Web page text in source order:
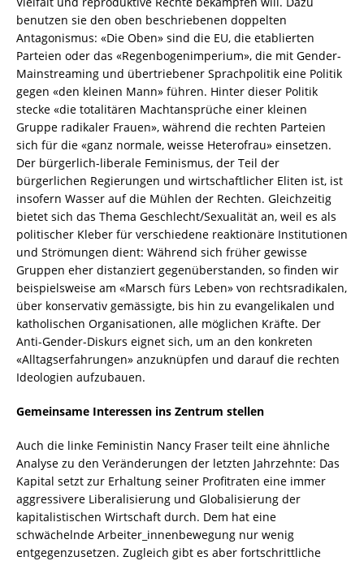
benutzen sie den oben beschriebenen doppelten
Antagonismus: «Die Oben» sind die EU, die etablierten
Parteien oder das «Regenbogenimperium», die mit Gender-
Mainstreaming und übertriebener Sprachpolitik eine Politik
gegen «den kleinen Mann» führen. Hinter dieser Politik
stecke «die totalitären Machtansprüche einer kleinen
Gruppe radikaler Frauen», während die rechten Parteien
sich für die «ganz normale, weisse Heterofrau» einsetzen.
Der bürgerlich-liberale Feminismus, der Teil der
bürgerlichen Regierungen und wirtschaftlicher Eliten ist, ist
insofern Wasser auf die Mühlen der Rechten. Gleichzeitig
bietet sich das Thema Geschlecht/Sexualität an, weil es als
politischer Kleber für verschiedene reaktionäre Institutionen
und Strömungen dient: Während sich früher gewisse
Gruppen eher distanziert gegenüberstanden, so finden wir
beispielsweise am «Marsch fürs Leben» von rechtsradikalen,
über konservativ gemässigte, bis hin zu evangelikalen und
katholischen Organisationen, alle möglichen Kräfte. Der
Anti-Gender-Diskurs eignet sich, um an den konkreten
«Alltagserfahrungen» anzuknüpfen und darauf die rechten
Ideologien aufzubauen.
Gemeinsame Interessen ins Zentrum stellen
Auch die linke Feministin Nancy Fraser teilt eine ähnliche
Analyse zu den Veränderungen der letzten Jahrzehnte: Das
Kapital setzt zur Erhaltung seiner Profitraten eine immer
aggressivere Liberalisierung und Globalisierung der
kapitalistischen Wirtschaft durch. Dem hat eine
schwächelnde Arbeiter_innenbewegung nur wenig
entgegenzusetzen. Zugleich gibt es aber fortschrittliche